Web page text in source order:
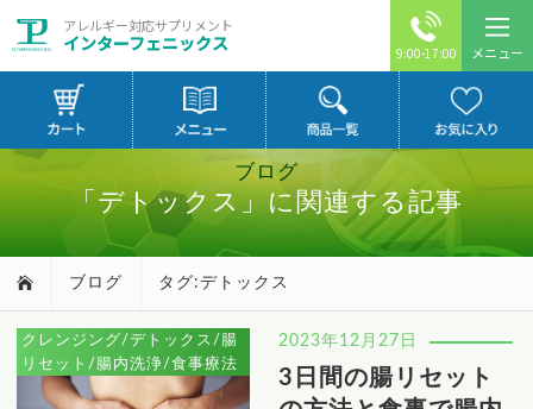
アレルギー対応サプリメント
インターフェニックス 9:00-17:00 メニュー
ブログ
「デトックス」に関連する記事
ブログ タグ:デトックス
クレンジング/デトックス/腸
リセット/腸内洗浄/食事療法
2023年12月27日
3日間の腸リセット